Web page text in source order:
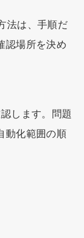
法は、手順だ
認場所を決め
します。問題
動化範囲の順